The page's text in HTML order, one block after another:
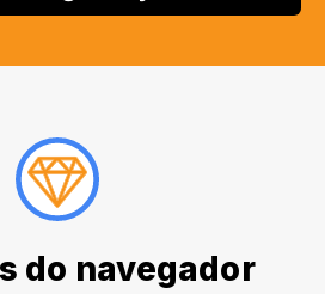
do navegador